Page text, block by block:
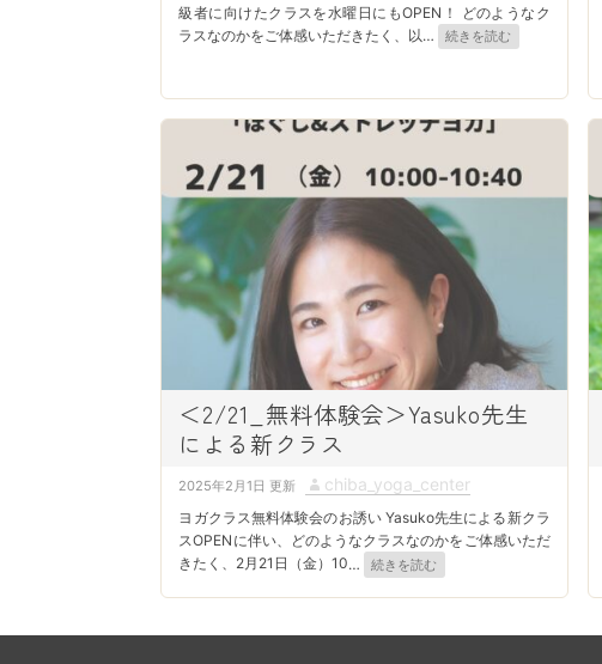
s
t
d
t
h
r
級者に向けたクラスを水曜日にもOPEN！ どのようなク
ラスなのかをご体感いただきたく、以 … 続きを読む
＜2/21_無料体験会＞Yasuko先生
による新クラス
P
o
s
t
e
2025年2月1日
A
u
t
h
o
chiba_yoga_center
ヨガクラス無料体験会のお誘い Yasuko先生による新クラ
スOPENに伴い、どのようなクラスなのかをご体感いただ
きたく、2月21日（金）10… 続きを読む